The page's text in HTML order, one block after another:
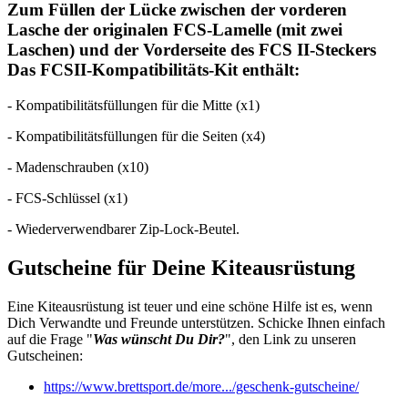
Zum Füllen der Lücke zwischen der vorderen
Lasche der originalen FCS-Lamelle (mit zwei
Laschen) und der Vorderseite des FCS II-Steckers
Das FCSII-Kompatibilitäts-Kit enthält:
- Kompatibilitätsfüllungen für die Mitte (x1)
- Kompatibilitätsfüllungen für die Seiten (x4)
- Madenschrauben (x10)
- FCS-Schlüssel (x1)
- Wiederverwendbarer Zip-Lock-Beutel.
Gutscheine für Deine Kiteausrüstung
Eine Kiteausrüstung ist teuer und eine schöne Hilfe ist es, wenn
Dich Verwandte und Freunde unterstützen. Schicke Ihnen einfach
auf die Frage "Was wünscht Du Dir?", den Link zu unseren
Gutscheinen:
https://www.brettsport.de/more.../geschenk-gutscheine/